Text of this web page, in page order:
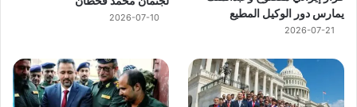
يمارس دور الوكيل المطيع
2026-07-21
2026-07-10